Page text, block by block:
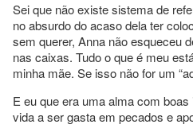
Sei que não existe sistema de
no absurdo do acaso dela ter
sem querer, Anna não esqueceu
nas caixas. Tudo o que é meu
minha mãe. Se isso não for um
E eu que era uma alma com
vida a ser gasta em pecados e